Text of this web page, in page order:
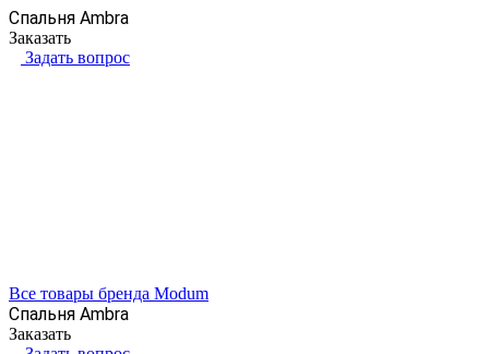
Спальня Ambra
Заказать
Задать вопрос
Все товары бренда Modum
Спальня Ambra
Заказать